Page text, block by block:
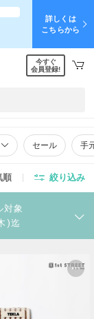
詳しくは
こちらから
今すぐ
会員登録!
セール 手
順 絞り込み
対象
)迄